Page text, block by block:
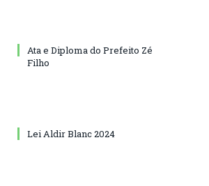
Ata e Diploma do Prefeito Zé
Filho
Lei Aldir Blanc 2024